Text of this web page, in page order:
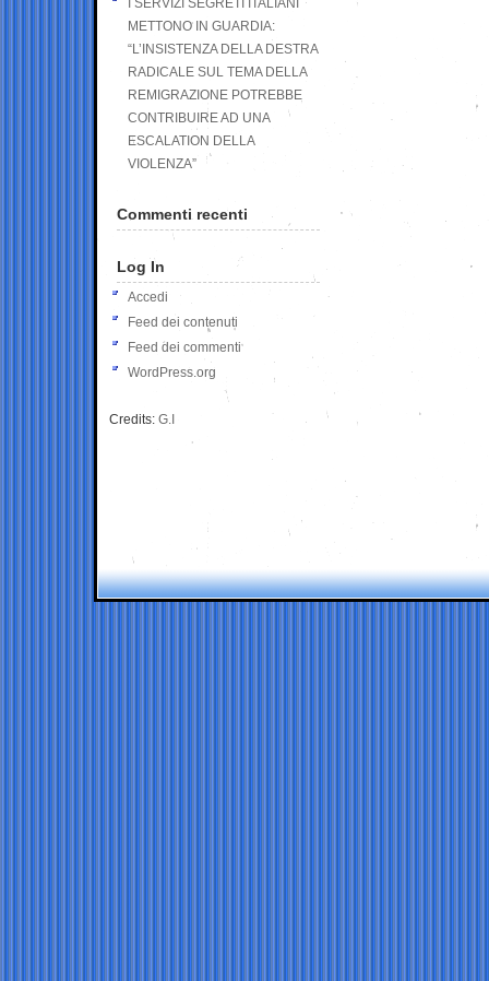
I SERVIZI SEGRETI ITALIANI
METTONO IN GUARDIA:
“L’INSISTENZA DELLA DESTRA
RADICALE SUL TEMA DELLA
REMIGRAZIONE POTREBBE
CONTRIBUIRE AD UNA
ESCALATION DELLA
VIOLENZA”
Commenti recenti
Log In
Accedi
Feed dei contenuti
Feed dei commenti
WordPress.org
Credits: G.I